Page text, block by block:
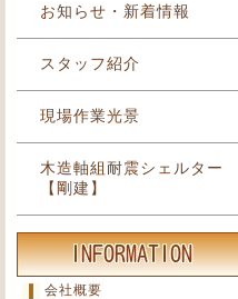
お知らせ・新着情報
スタッフ紹介
現場作業光景
木造軸組耐震シェルター
【剛建】
会社概要